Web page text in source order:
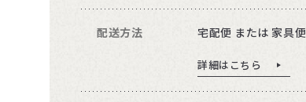
配送方法 宅配便 または 家具便
詳細はこちら